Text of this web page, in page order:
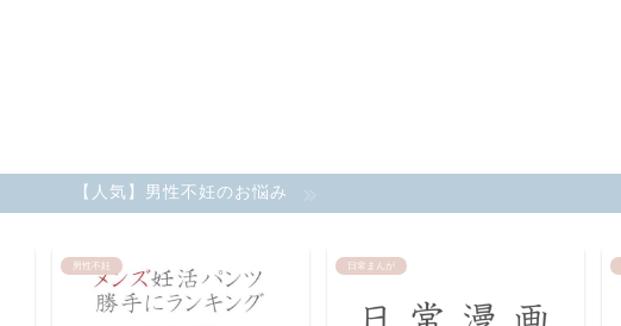
【人気】男性不妊のお悩み
男性不妊 日常まんが